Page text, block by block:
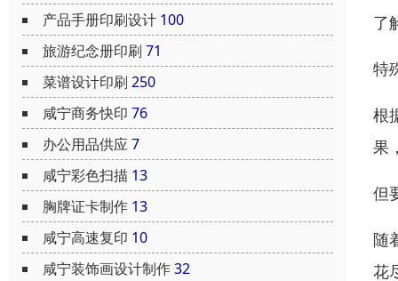
产品手册印刷设计 100
旅游纪念册印刷 71
菜谱设计印刷 250
咸宁商务快印 76
办公用品供应7
咸宁彩色扫描 13
胸牌证卡制作 13
咸宁高速复印 10
咸宁装饰画设计制作32
了
特
根
果
但
随
花